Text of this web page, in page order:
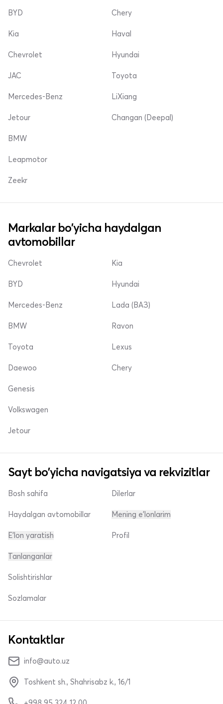
BYD
Kia
Chevrolet
Chery
Haval
Hyundai
JAC
Mercedes-Benz
Jetour
Toyota
LiXiang
Changan (Deepal)
BMW
Leapmotor
Zeekr
Markalar bo'yicha haydalgan
avtomobillar
Chevrolet
BYD
Mercedes-Benz
Kia
Hyundai
Lada (ВАЗ)
BMW
Toyota
Daewoo
Ravon
Lexus
Chery
Genesis
Volkswagen
Jetour
Sayt bo'yicha navigatsiya va rekvizitlar
Bosh sahifa
Haydalgan avtomobillar
E'lon yaratish
Dilerlar
Mening e'lonlarim
Profil
Tanlanganlar
Solishtirishlar
Sozlamalar
Kontaktlar
info@auto.uz
Toshkent sh., Shahrisabz k., 16/1